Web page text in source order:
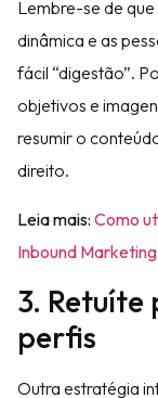
Lembre-se de
dinâmica e as
fácil “digestão”.
objetivos e
resumir o
direito.
Leia mais: Como
Inbound Marketing
3. Retuíte
perfis
Outra estratégia